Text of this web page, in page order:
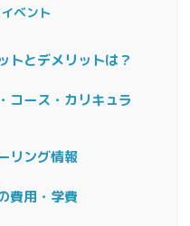
ベント
トとデメリットは？
コース・カリキュラ
リング情報
費用・学費